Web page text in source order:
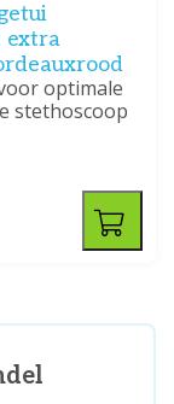
extra
optimale
stethoscoop